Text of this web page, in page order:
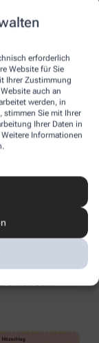
erforderlich
Website für Sie
Ihrer Zustimmung
auch an
werden, in
stimmen Sie mit Ihrer
Ihrer Daten in
Informationen
und
auch anderen
die Nieren
gesunden
täglich sollten es
Kräuter-
Obst
kann
ärztlich
und
Sport bei 30
Stadt: